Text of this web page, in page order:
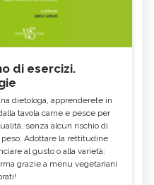
di esercizi.
dietologa, apprenderete in
tavola carne e pesce per
senza alcun rischio di
Adottare la rettitudine
al gusto o alla varietà:
grazie a menu vegetariani